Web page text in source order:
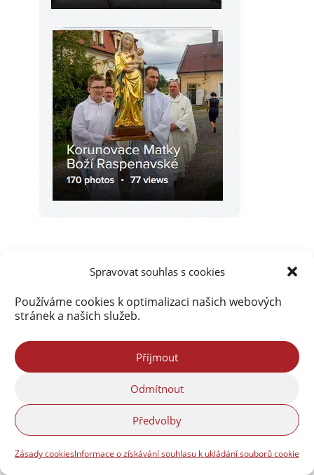
Spravovat souhlas s cookies
Používáme cookies k optimalizaci našich webových
stránek a našich služeb.
Příjmout
Odmítnout
Předvolby
Zásady cookiesInformace o získávání souhlasu k ukládání souborů cookie
Akismet